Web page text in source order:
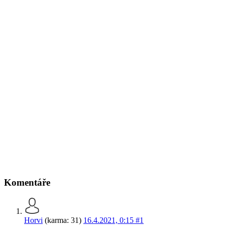
Komentáře
Horvi (karma: 31) 16.4.2021, 0:15 #1